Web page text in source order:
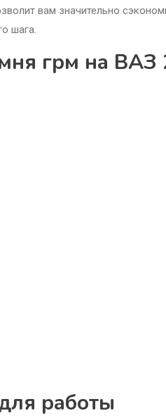
вам значительно
шага.
грм на ВАЗ
работы